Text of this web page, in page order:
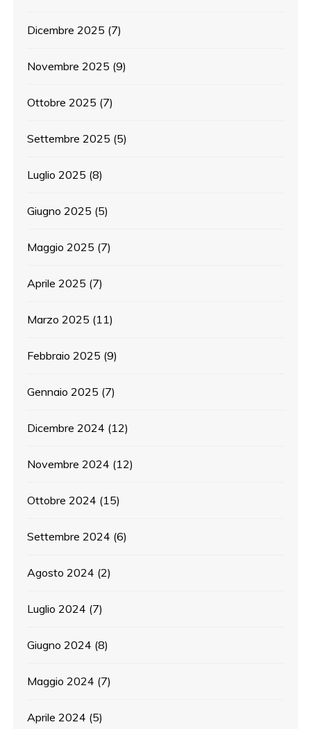
Dicembre 2025 (7)
Novembre 2025 (9)
Ottobre 2025 (7)
Settembre 2025 (5)
Luglio 2025 (8)
Giugno 2025 (5)
Maggio 2025 (7)
Aprile 2025 (7)
Marzo 2025 (11)
Febbraio 2025 (9)
Gennaio 2025 (7)
Dicembre 2024 (12)
Novembre 2024 (12)
Ottobre 2024 (15)
Settembre 2024 (6)
Agosto 2024 (2)
Luglio 2024 (7)
Giugno 2024 (8)
Maggio 2024 (7)
Aprile 2024 (5)